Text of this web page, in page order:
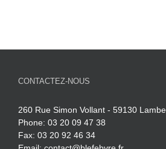
CONTACTEZ-NOUS
260 Rue Simon Vollant - 59130
Phone: 03 20 09 47 38
Fax: 03 20 92 46 34